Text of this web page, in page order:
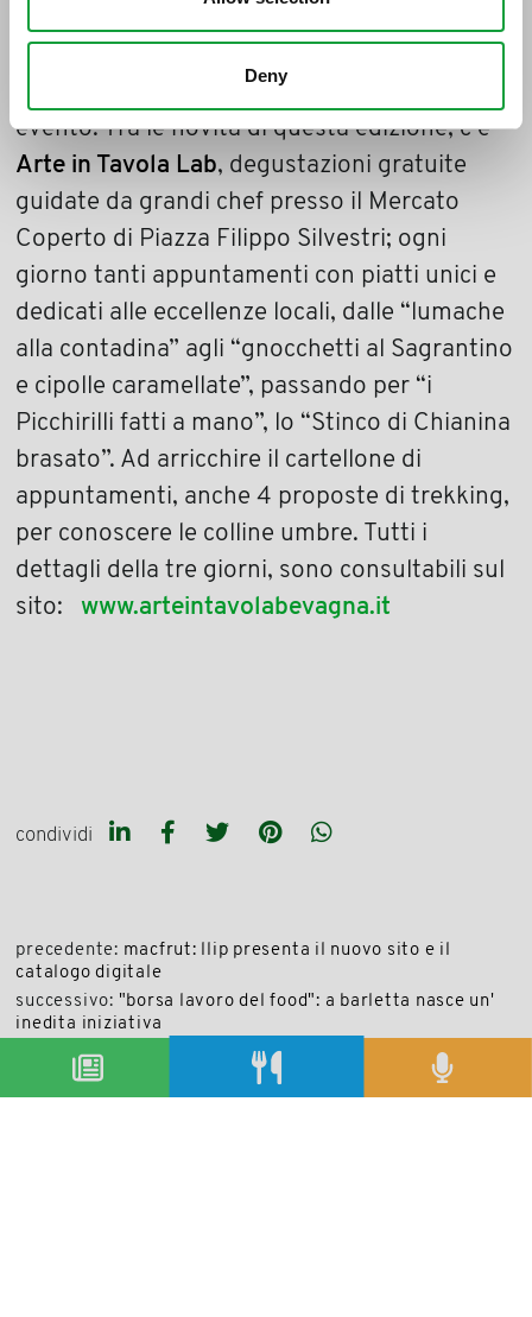
Deny
massima qualità e località dei prodotti in
evento. Tra le novità di questa edizione, c’è
Arte in Tavola Lab, degustazioni gratuite
guidate da grandi chef presso il Mercato
Coperto di Piazza Filippo Silvestri; ogni
giorno tanti appuntamenti con piatti unici e
dedicati alle eccellenze locali, dalle “lumache
alla contadina” agli “gnocchetti al Sagrantino
e cipolle caramellate”, passando per “i
Picchirilli fatti a mano”, lo “Stinco di Chianina
brasato”. Ad arricchire il cartellone di
appuntamenti, anche 4 proposte di trekking,
per conoscere le colline umbre. Tutti i
dettagli della tre giorni, sono consultabili sul
sito:www.arteintavolabevagna.it
condividi
precedente: macfrut: llip presenta il nuovo sito e il
catalogo digitale
successivo: "borsa lavoro del food": a barletta nasce un'
inedita iniziativa
archivio articoli